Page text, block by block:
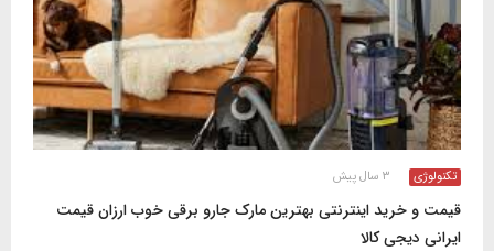
تکنولوژی ۳ سال پیش
قیمت و خرید اینترنتی بهترین مارک جارو برقی خوب ارزان قیمت
ایرانی دیجی کالا